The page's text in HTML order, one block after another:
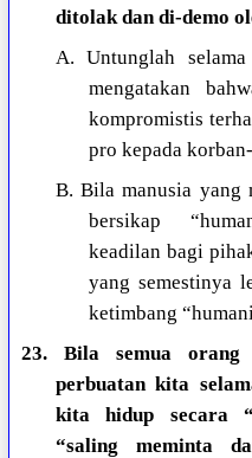
ditolak dan di-demo
A. Untunglah
mengatakan
kompromistis
pro kepada
B. Bila manusia yang
bersikap
keadilan bagi
yang semestinya
ketimbang
23. Bila semua orang
perbuatan kita
kita hidup secara
“saling meminta